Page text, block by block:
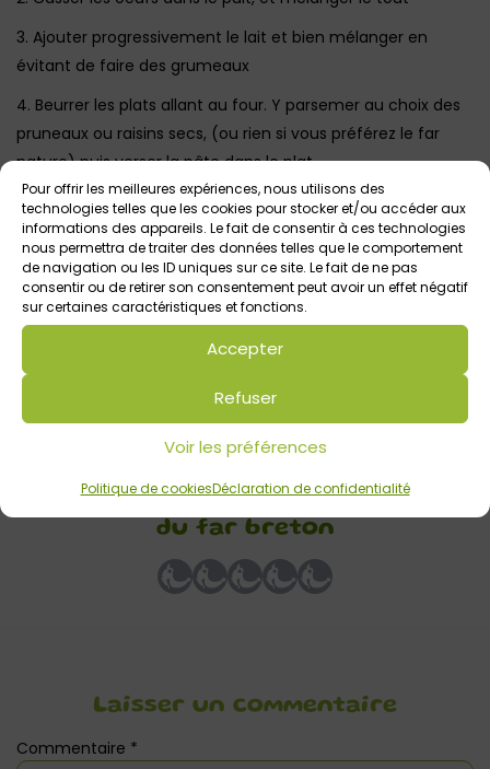
Pour offrir les meilleures expériences, nous utilisons des
technologies telles que les cookies pour stocker et/ou accéder aux
informations des appareils. Le fait de consentir à ces technologies
nous permettra de traiter des données telles que le comportement
de navigation ou les ID uniques sur ce site. Le fait de ne pas
consentir ou de retirer son consentement peut avoir un effet négatif
sur certaines caractéristiques et fonctions.
Accepter
Refuser
Voir les préférences
Politique de cookiesDéclaration de confidentialité
3. Ajouter progressivement le lait et bien mélanger en
évitant de faire des grumeaux
4. Beurrer les plats allant au four. Y parsemer au choix des
pruneaux ou raisins secs, (ou rien si vous préférez le far
nature) puis verser la pâte dans le plat
(Nous versons la pâte pour qu’elle atteigne entre 1 et 1.5 cm
de hauteur environ)
5. Faire cuire dans un four préchauffé pendant 50 min. à 1h,
à 200°.
(Pour vérifier si votre far est prêt, plantez un couteau dans
le plat, la pointe doit ressortir complètement sèche).
Bon appétit !
Cuisiner avec les enfants / Recette
du far breton
Laisser un commentaire
Commentaire *